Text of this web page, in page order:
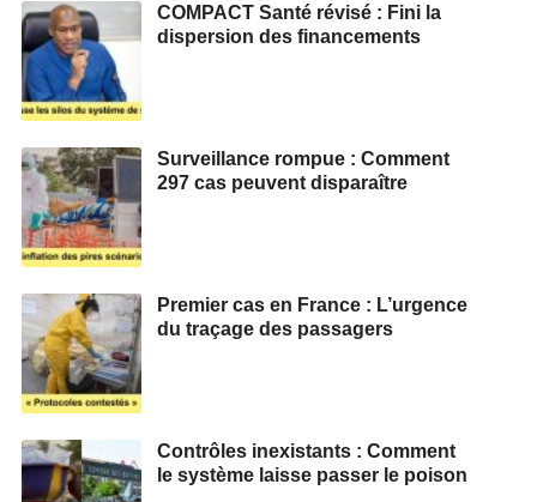
COMPACT Santé révisé : Fini la
dispersion des financements
Surveillance rompue : Comment
297 cas peuvent disparaître
Premier cas en France : L’urgence
du traçage des passagers
Contrôles inexistants : Comment
le système laisse passer le poison